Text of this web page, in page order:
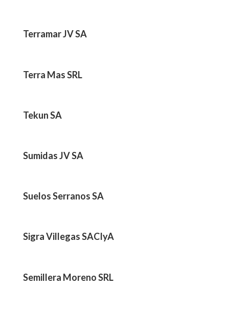
Terramar JV SA
Terra Mas SRL
Tekun SA
Sumidas JV SA
Suelos Serranos SA
Sigra Villegas SACIyA
Semillera Moreno SRL